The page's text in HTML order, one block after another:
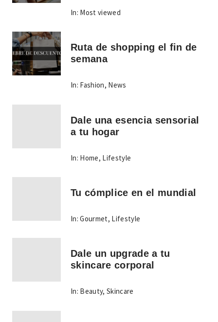
In: Most viewed
Ruta de shopping el fin de
semana
In: Fashion, News
Dale una esencia sensorial
a tu hogar
In: Home, Lifestyle
Tu cómplice en el mundial
In: Gourmet, Lifestyle
Dale un upgrade a tu
skincare corporal
In: Beauty,Skincare